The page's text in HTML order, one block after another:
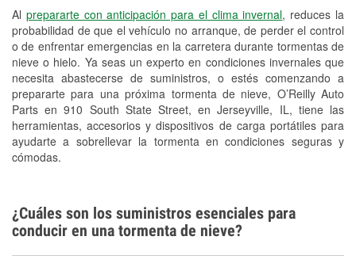
Al prepararte con anticipación para el clima invernal, reduces la
probabilidad de que el vehículo no arranque, de perder el control
o de enfrentar emergencias en la carretera durante tormentas de
nieve o hielo. Ya seas un experto en condiciones invernales que
necesita abastecerse de suministros, o estés comenzando a
prepararte para una próxima tormenta de nieve, O’Reilly Auto
Parts en 910 South State Street, en Jerseyville, IL, tiene las
herramientas, accesorios y dispositivos de carga portátiles para
ayudarte a sobrellevar la tormenta en condiciones seguras y
cómodas.
Snowstorm Supplies
Tornado Supplies
Conoce más
¿Cuáles son los suministros esenciales para
conducir en una tormenta de nieve?